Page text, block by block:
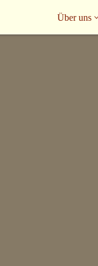
Über uns